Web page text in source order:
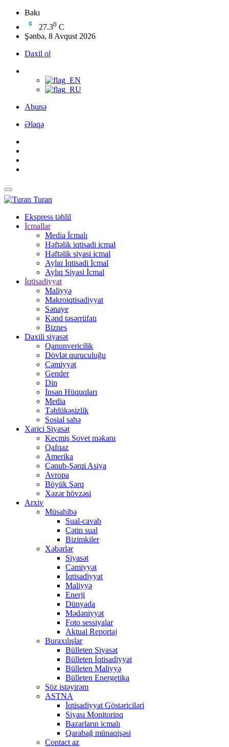
Bakı
27.30 C
Şənbə, 8 Avqust 2026
Daxil ol
Abunə
Əlaqə
Turan
Ekspress təhlil
İcmallar
Media İcmalı
Həftəlik iqtisadi icmal
Həftəlik siyasi icmal
Aylıq İqtisadi İcmal
Aylıq Siyasi İcmal
İqtisadiyyat
Maliyyə
Makroiqtisadiyyat
Sənaye
Kənd təsərrüfatı
Biznes
Daxili siyasət
Qanunvericilik
Dövlət quruculuğu
Cəmiyyət
Gender
Din
İnsan Hüquqları
Media
Təhlükəsizlik
Sosial sahə
Xarici Siyasət
Keçmiş Sovet məkanı
Qafqaz
Amerika
Cənub-Şərqi Asiya
Avropa
Böyük Şərq
Xəzər hövzəsi
Arxiv
Müsahibə
Sual-cavab
Çətin sual
Bizimkiler
Xəbərlər
Siyasət
Cəmiyyət
İqtisadiyyat
Maliyyə
Enerji
Dünyada
Mədəniyyət
Foto sessiyalar
Aktual Reportaj
Buraxılışlar
Bülleten Siyasət
Bülleten İqtisadiyyat
Bülleten Maliyyə
Bülleten Energetika
Söz istəyirəm
ASTNA
İqtisadiyyat Göstəriciləri
Siyası Monitorinq
Bazarların icmalı
Qarabağ münaqişəsi
Contact az